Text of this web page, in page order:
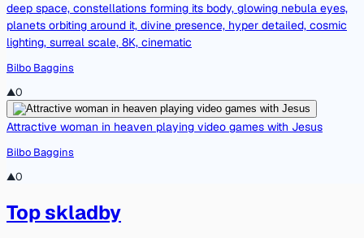
deep space, constellations forming its body, glowing nebula eyes,
planets orbiting around it, divine presence, hyper detailed, cosmic
lighting, surreal scale, 8K, cinematic
Bilbo Baggins
▲0
Attractive woman in heaven playing video games with Jesus
Bilbo Baggins
▲0
Top skladby